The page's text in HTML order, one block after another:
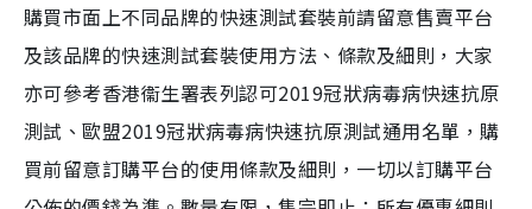
購買市面上不同品牌的快速測試套裝前請留意售賣平台
及該品牌的快速測試套裝使用方法、條款及細則，大家
亦可參考香港衞生署表列認可2019冠狀病毒病快速抗原
測試、歐盟2019冠狀病毒病快速抗原測試通用名單，購
買前留意訂購平台的使用條款及細則，一切以訂購平台